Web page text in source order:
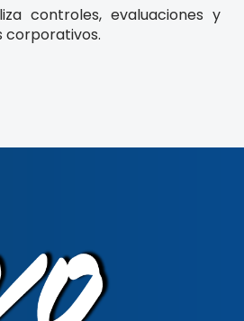
controles, evaluaciones y
corporativos.